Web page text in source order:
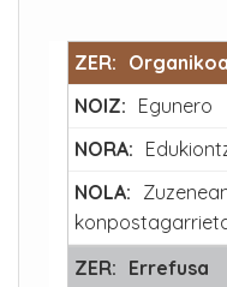
Organikoa
Egunero
Errefusa